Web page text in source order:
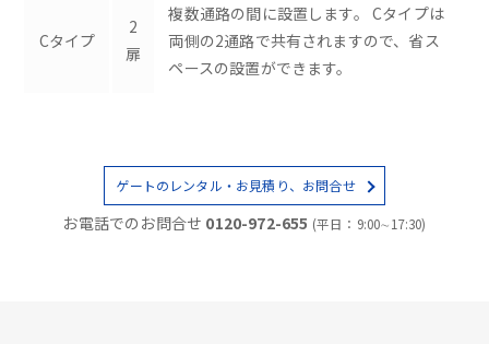
Cタイプ
2
扉
複数通路の間に設置します。 Cタイプは
両側の2通路で共有されますので、省ス
ペースの設置ができます。
ゲートのレンタル・お見積り、お問合せ
お電話でのお問合せ 0120-972-655 (平日：9:00∼17:30)